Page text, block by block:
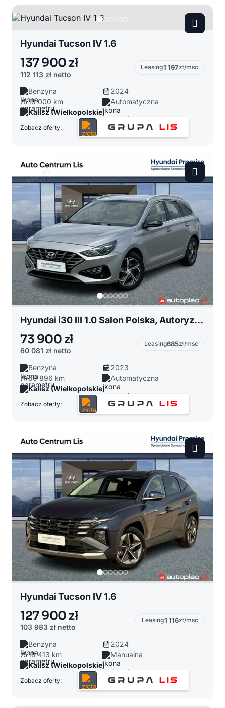
Hyundai Tucson IV 1.6
137 900 zł
112 113 zł netto
Leasing1 197zł/msc
Benzyna
2024
18 000 km
Automatyczna
Kalisz (Wielkopolskie)
Zobacz oferty:
Hyundai i30 III 1.0 Salon Polska, Autoryzowany dealer, T-GDi, 120KM, Faktura VAT 23%
73 900 zł
60 081 zł netto
Leasing685zł/msc
Benzyna
2023
69 896 km
Automatyczna
Kalisz (Wielkopolskie)
Zobacz oferty:
Hyundai Tucson IV 1.6
127 900 zł
103 983 zł netto
Leasing1 116zł/msc
Benzyna
2024
18 413 km
Manualna
Kalisz (Wielkopolskie)
Zobacz oferty: